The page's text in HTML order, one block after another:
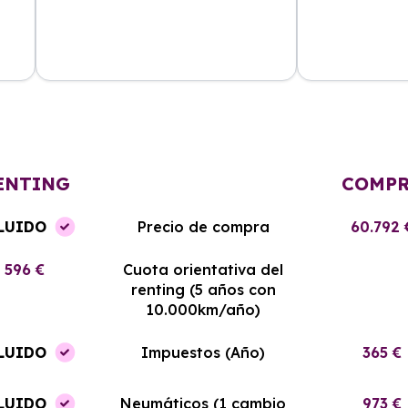
ellos.
ahora.
Precio de compra 60.792
596 €
Cuota orientativa del
renting (5 años con
10.000km/año)
Impuestos (Año) 365 €
Neumáticos (1 cambio
973 €